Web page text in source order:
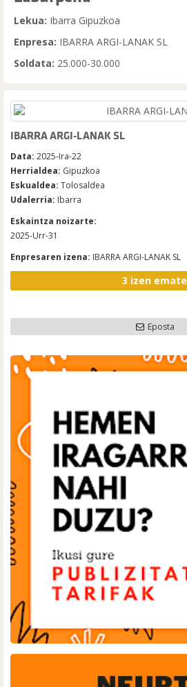
Lekua: Ibarra Gipuzkoa
Enpresa: IBARRA ARGI-LANAK SL
Soldata: 25.000-30.000
IBARRA ARGI-LANAK SL
Data: 2025-Ira-22
Herrialdea: Gipuzkoa
Eskualdea: Tolosaldea
Udalerria: Ibarra
Eskaintza noizarte:
2025-Urr-31
Enpresaren izena: IBARRA ARGI-LANAK SL
3 izen emate
Eposta